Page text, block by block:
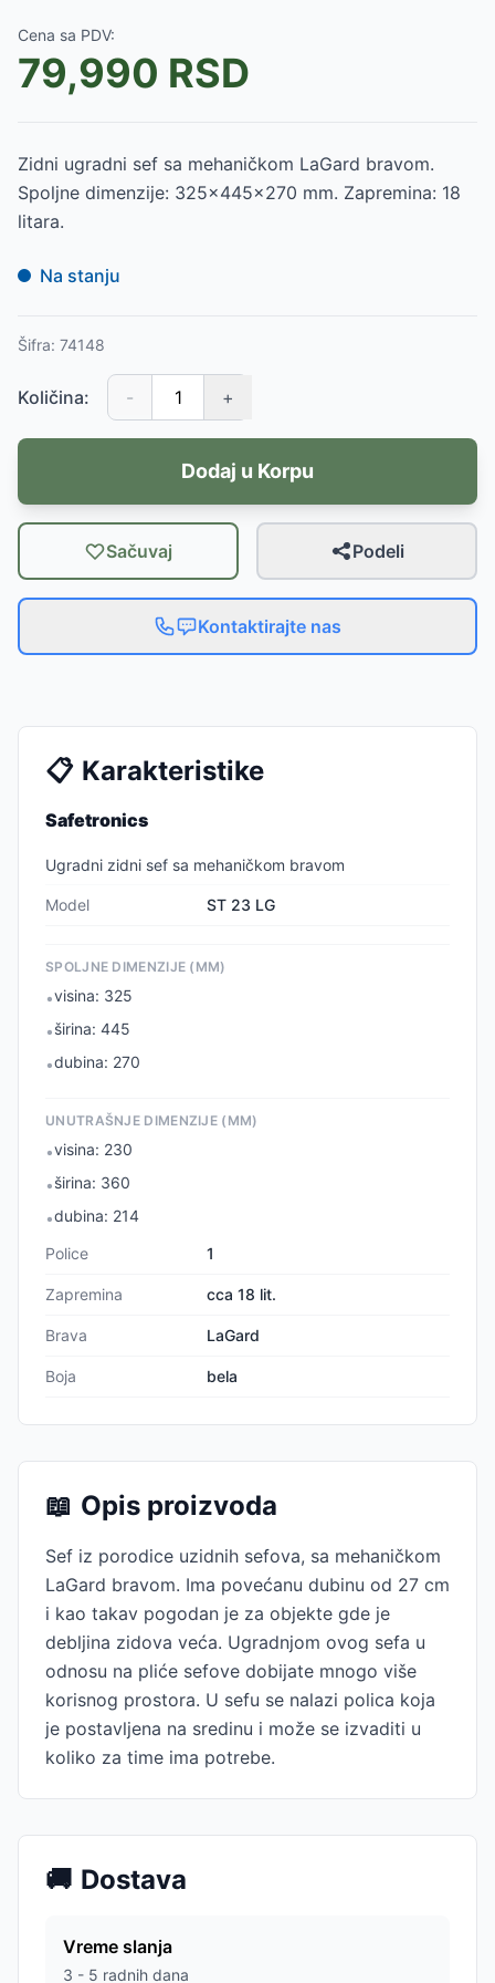
Cena sa PDV:
79,990 RSD
Zidni ugradni sef sa mehaničkom LaGard bravom.
Spoljne dimenzije: 325x445x270 mm. Zapremina: 18
litara.
Na stanju
Šifra: 74148
Količina: - +
Dodaj u Korpu
Sačuvaj Podeli
Kontaktirajte nas
📋 Karakteristike
Safetronics
Ugradni zidni sef sa mehaničkom bravom
Model ST 23 LG
SPOLJNE DIMENZIJE (MM)
•visina: 325
•širina: 445
•dubina: 270
UNUTRAŠNJE DIMENZIJE (MM)
•visina: 230
•širina: 360
•dubina: 214
Police
1
Zapremina cca 18 lit.
Brava LaGard
Boja bela
📖 Opis proizvoda
Sef iz porodice uzidnih sefova, sa mehaničkom
LaGard bravom. Ima povećanu dubinu od 27 cm
i kao takav pogodan je za objekte gde je
debljina zidova veća. Ugradnjom ovog sefa u
odnosu na pliće sefove dobijate mnogo više
korisnog prostora. U sefu se nalazi polica koja
je postavljena na sredinu i može se izvaditi u
koliko za time ima potrebe.
🚚 Dostava
Vreme slanja
3 - 5 radnih dana